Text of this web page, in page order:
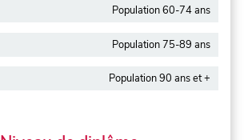
Population 60-74 ans
Population 75-89 ans
Population 90 ans et +